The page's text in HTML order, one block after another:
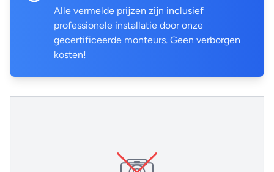
Alle vermelde prijzen zijn inclusief
professionele installatie door onze
gecertificeerde monteurs. Geen verborgen
kosten!